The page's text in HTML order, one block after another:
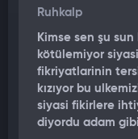
Daha önce Yeniyol
Şahin’in, yarın AK
Cumhurbaşkanı
iddia edildi.
YENİ TRANSFERLER
Ruhkalp
Kimse sen şu
kötülemiyor
fikriyatlarinin
kızıyor bu
siyasi fikirlere
diyordu adam